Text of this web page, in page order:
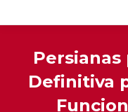
Persianas
Definitiva